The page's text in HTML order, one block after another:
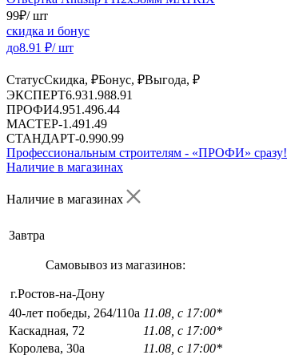
99₽/ шт
скидка и бонус
до8.91 ₽/ шт
СтатусСкидка, ₽Бонус, ₽Выгода, ₽
ЭКСПЕРТ6.931.988.91
ПРОФИ4.951.496.44
МАСТЕР-1.491.49
СТАНДАРТ-0.990.99
Профессиональным строителям - «ПРОФИ» сразу!
Наличие в магазинах
Наличие в магазинах
Завтра
Самовывоз из магазинов:
г.Ростов-на-Дону
40-лет победы, 264/110а 11.08, с 17:00*
Каскадная, 72
11.08, с 17:00*
Королева, 30а
11.08, с 17:00*